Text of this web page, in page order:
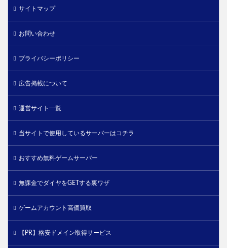
サイトマップ
お問い合わせ
プライバシーポリシー
広告掲載について
運営サイト一覧
当サイトで使用しているサーバーはコチラ
おすすめ無料ゲームサーバー
無課金でダイヤをGETする裏ワザ
ゲームアカウント高価買取
【PR】格安ドメイン取得サービス